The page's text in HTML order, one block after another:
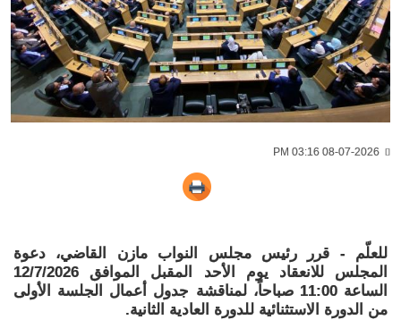
للعلّم - قرر رئيس مجلس النواب مازن القاضي، دعوة
المجلس للانعقاد يوم الأحد المقبل الموافق 12/7/2026
الساعة 11:00 صباحاً، لمناقشة جدول أعمال الجلسة الأولى
من الدورة الاستثنائية للدورة العادية الثانية.